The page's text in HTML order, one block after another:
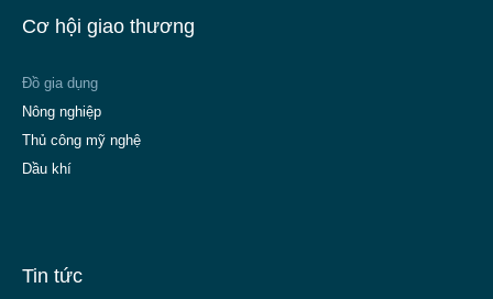
Cơ hội giao thương
Đồ gia dụng
Nông nghiệp
Thủ công mỹ nghệ
Dầu khí
Tin tức